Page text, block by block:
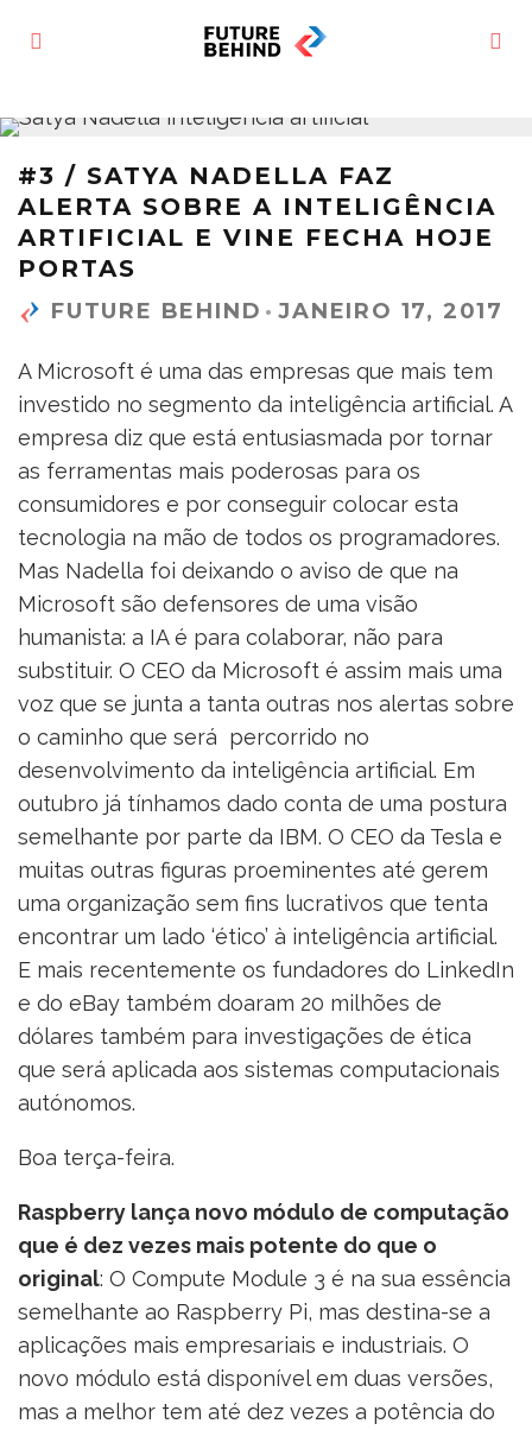
#3 / SATYA NADELLA FAZ
ALERTA SOBRE A INTELIGÊNCIA
ARTIFICIAL E VINE FECHA HOJE
PORTAS
FUTURE BEHIND · JANEIRO 17, 2017
A Microsoft é uma das empresas que mais tem
investido no segmento da inteligência artificial. A
empresa diz que está entusiasmada por tornar
as ferramentas mais poderosas para os
consumidores e por conseguir colocar esta
tecnologia na mão de todos os programadores.
Mas Nadella foi deixando o aviso de que na
Microsoft são defensores de uma visão
humanista: a IA é para colaborar, não para
substituir. O CEO da Microsoft é assim mais uma
voz que se junta a tanta outras nos alertas sobre
o caminho que será percorrido no
desenvolvimento da inteligência artificial. Em
outubro já tínhamos dado conta de uma postura
semelhante por parte da IBM. O CEO da Tesla e
muitas outras figuras proeminentes até gerem
uma organização sem fins lucrativos que tenta
encontrar um lado ‘ético’ à inteligência artificial.
E mais recentemente os fundadores do LinkedIn
e do eBay também doaram 20 milhões de
dólares também para investigações de ética
que será aplicada aos sistemas computacionais
autónomos.
Boa terça-feira.
Raspberry lança novo módulo de computação
que é dez vezes mais potente do que o
original: O Compute Module 3 é na sua essência
semelhante ao Raspberry Pi, mas destina-se a
aplicações mais empresariais e industriais. O
novo módulo está disponível em duas versões,
mas a melhor tem até dez vezes a potência do